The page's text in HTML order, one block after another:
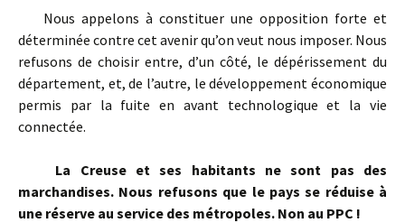
Nous appelons à constituer une opposition forte et
déterminée contre cet avenir qu’on veut nous imposer. Nous
refusons de choisir entre, d’un côté, le dépérissement du
département, et, de l’autre, le développement économique
permis par la fuite en avant technologique et la vie
connectée.
La Creuse et ses habitants ne sont pas des
marchandises. Nous refusons que le pays se réduise à
une réserve au service des métropoles. Non au PPC !